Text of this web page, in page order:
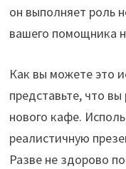
он выполняет роль
вашего помощника
Как вы можете это
представьте, что
нового кафе.
реалистичную
Разве не здорово